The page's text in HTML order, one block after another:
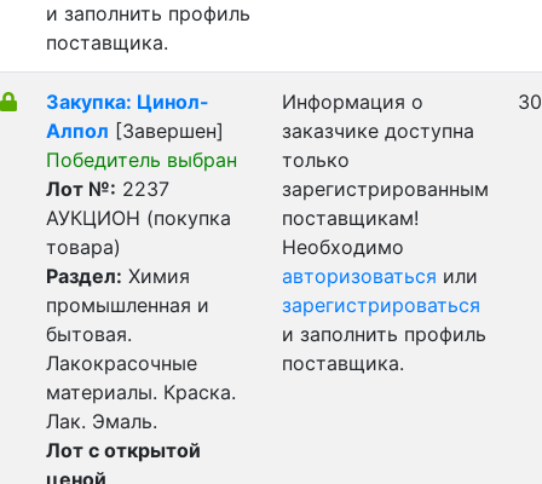
и заполнить профиль
поставщика.
Закупка: Цинол-
Алпол [Завершен]
Победитель выбран
Лот №: 2237
АУКЦИОН (покупка
товара)
Раздел: Химия
промышленная и
бытовая.
Лакокрасочные
материалы. Краска.
Лак. Эмаль.
Лот с открытой
ценой
Информация о
заказчике доступна
только
зарегистрированным
поставщикам!
Необходимо
авторизоваться или
зарегистрироваться
и заполнить профиль
поставщика.